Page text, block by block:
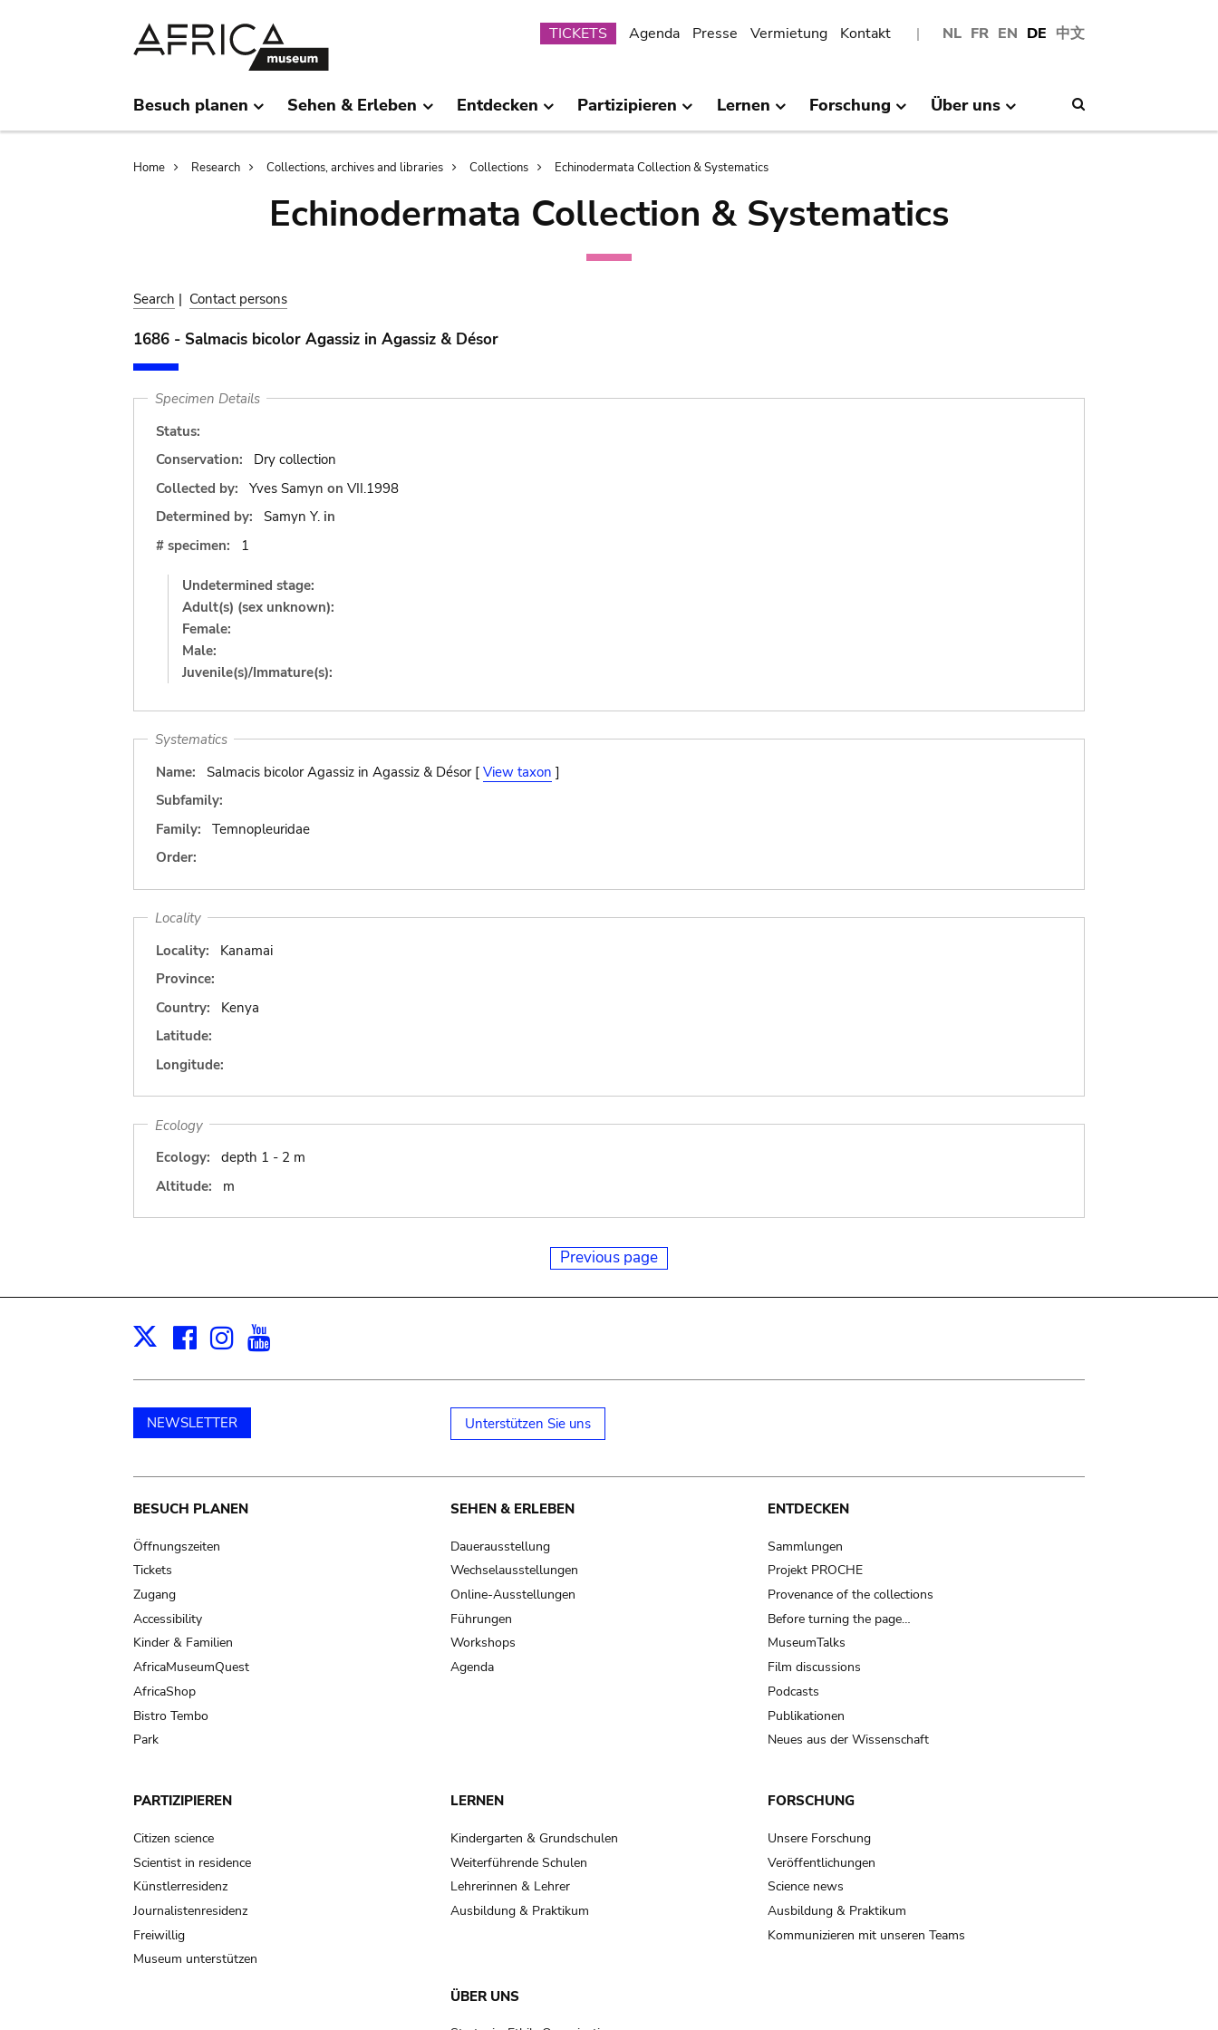
NL FR EN DE 中文
Submenu
TICKETS Agenda Presse Vermietung Kontakt
Besuch planen Sehen & Erleben Entdecken Partizipieren Lernen Forschung Über uns
Breadcrumb
Home Research Collections, archives and libraries Collections Echinodermata Collection & Systematics
Echinodermata Collection & Systematics
Search | Contact persons
1686 - Salmacis bicolor Agassiz in Agassiz & Désor
Specimen Details
Status:
Conservation:
Dry collection
Collected by:
Yves Samyn on VII.1998
Determined by:
Samyn Y. in
# specimen:
1
Undetermined stage:
Adult(s) (sex unknown):
Female:
Male:
Juvenile(s)/Immature(s):
Systematics
Name:
Salmacis bicolor Agassiz in Agassiz & Désor [ View taxon ]
Subfamily:
Family:
Temnopleuridae
Order:
Locality
Locality:
Kanamai
Province:
Country:
Kenya
Latitude:
Longitude:
Ecology
Ecology:
depth 1 - 2 m
Altitude:
m
Previous page
X Facebook
Instagram
NEWSLETTER Unterstützen Sie uns
Main
navigation
BESUCH PLANEN
Öffnungszeiten
Tickets
Zugang
Accessibility
Kinder & Familien
AfricaMuseumQuest
AfricaShop
Bistro Tembo
Park
SEHEN & ERLEBEN
Dauerausstellung
Wechselausstellungen
Online-Ausstellungen
Führungen
Workshops
Agenda
ENTDECKEN
Sammlungen
Projekt PROCHE
Provenance of the collections
Before turning the page…
MuseumTalks
Film discussions
Podcasts
Publikationen
Neues aus der Wissenschaft
PARTIZIPIEREN
Citizen science
Scientist in residence
Künstlerresidenz
Journalistenresidenz
Freiwillig
Museum unterstützen
LERNEN
Kindergarten & Grundschulen
Weiterführende Schulen
Lehrerinnen & Lehrer
Ausbildung & Praktikum
FORSCHUNG
Unsere Forschung
Veröffentlichungen
Science news
Ausbildung & Praktikum
Kommunizieren mit unseren Teams
ÜBER UNS